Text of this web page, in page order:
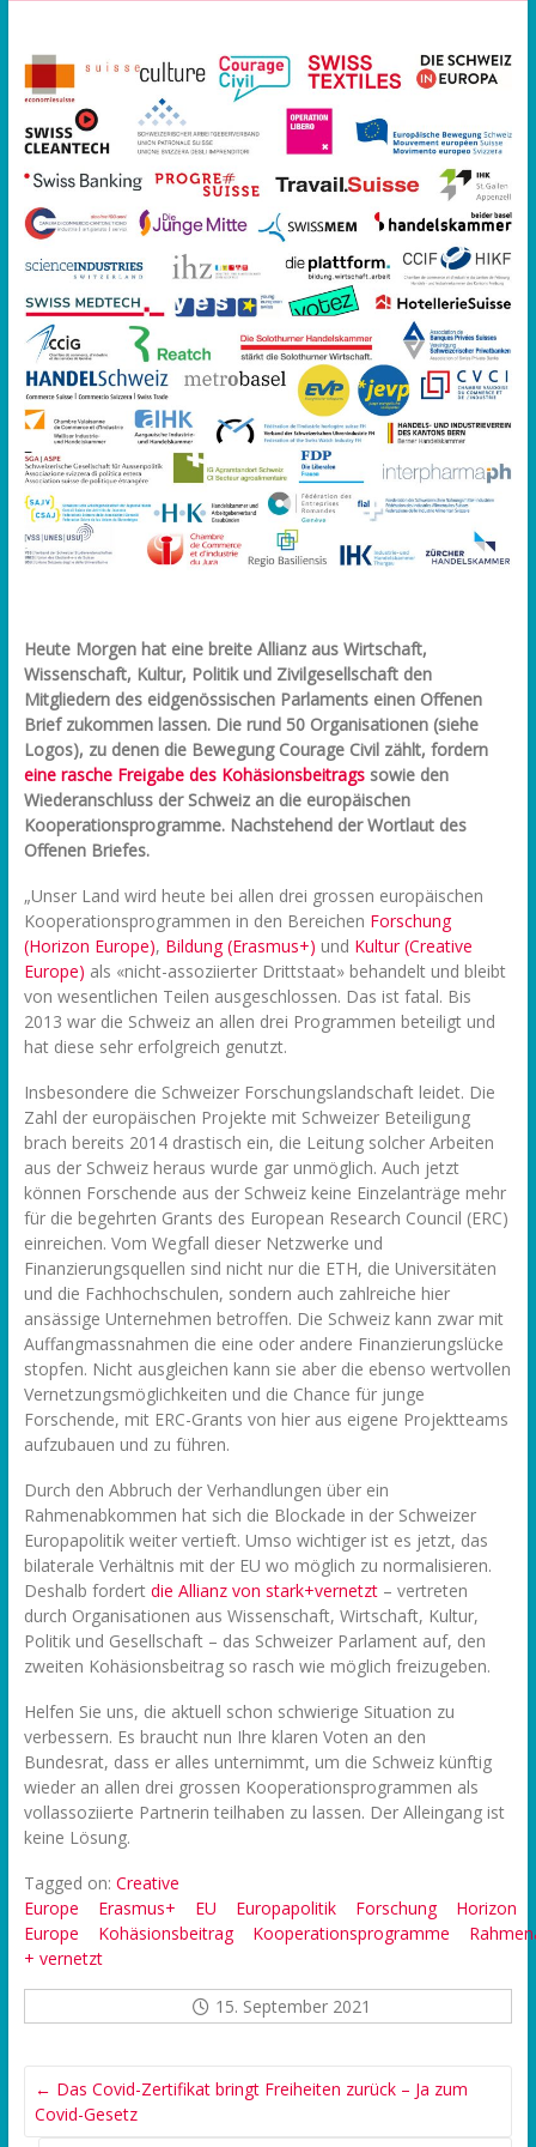
Heute Morgen hat eine breite Allianz aus Wirtschaft,
Wissenschaft, Kultur, Politik und Zivilgesellschaft den
Mitgliedern des eidgenössischen Parlaments einen Offenen
Brief zukommen lassen. Die rund 50 Organisationen (siehe
Logos), zu denen die Bewegung Courage Civil zählt, fordern
eine rasche Freigabe des Kohäsionsbeitragssowie den
Wiederanschluss der Schweiz an die europäischen
Kooperationsprogramme. Nachstehend der Wortlaut des
Offenen Briefes.
„Unser Land wird heute bei allen drei grossen europäischen
Kooperationsprogrammen in den Bereichen Forschung
(Horizon Europe), Bildung (Erasmus+) und Kultur (Creative
Europe) als «nicht-assoziierter Drittstaat» behandelt und bleibt
von wesentlichen Teilen ausgeschlossen. Das ist fatal. Bis
2013 war die Schweiz an allen drei Programmen beteiligt und
hat diese sehr erfolgreich genutzt.
Insbesondere die Schweizer Forschungslandschaft leidet. Die
Zahl der europäischen Projekte mit Schweizer Beteiligung
brach bereits 2014 drastisch ein, die Leitung solcher Arbeiten
aus der Schweiz heraus wurde gar unmöglich. Auch jetzt
können Forschende aus der Schweiz keine Einzelanträge mehr
für die begehrten Grants des European Research Council (ERC)
einreichen. Vom Wegfall dieser Netzwerke und
Finanzierungsquellen sind nicht nur die ETH, die Universitäten
und die Fachhochschulen, sondern auch zahlreiche hier
ansässige Unternehmen betroffen. Die Schweiz kann zwar mit
Auffangmassnahmen die eine oder andere Finanzierungslücke
stopfen. Nicht ausgleichen kann sie aber die ebenso wertvollen
Vernetzungsmöglichkeiten und die Chance für junge
Forschende, mit ERC-Grants von hier aus eigene Projektteams
aufzubauen und zu führen.
Durch den Abbruch der Verhandlungen über ein
Rahmenabkommen hat sich die Blockade in der Schweizer
Europapolitik weiter vertieft. Umso wichtiger ist es jetzt, das
bilaterale Verhältnis mit der EU wo möglich zu normalisieren.
Deshalb fordert die Allianz von stark+vernetzt– vertreten
durch Organisationen aus Wissenschaft, Wirtschaft, Kultur,
Politik und Gesellschaft – das Schweizer Parlament auf, den
zweiten Kohäsionsbeitrag so rasch wie möglich freizugeben.
Helfen Sie uns, die aktuell schon schwierige Situation zu
verbessern. Es braucht nun Ihre klaren Voten an den
Bundesrat, dass er alles unternimmt, um die Schweiz künftig
wieder an allen drei grossen Kooperationsprogrammen als
vollassoziierte Partnerin teilhaben zu lassen. Der Alleingang ist
keine Lösung.
Tagged on: Creative
Europe
Erasmus+ EU Europapolitik Forschung
Horizon
Europe
Kohäsionsbeitrag Kooperationsprogramme
+ vernetzt
15. September 2021
← Das Covid-Zertifikat bringt Freiheiten zurück – Ja zum
Covid-Gesetz